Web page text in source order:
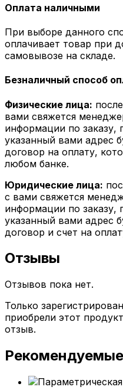
Оплата наличными
При выборе данного
оплачивает товар при
самовывозе на складе.
Безналичный способ
Физические лица:
вами свяжется
информации по заказу,
указанный вами адрес
договор на оплату,
любом банке.
Юридические лица:
с вами свяжется
информации по заказу,
указанный вами адрес
договор и счет на
Отзывы
Отзывов пока нет.
Только
приобрели этот
отзыв.